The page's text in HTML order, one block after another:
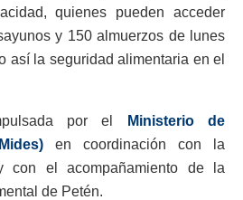
quienes pueden acceder
y 150 almuerzos de lunes
así la seguridad alimentaria en el
por el
Ministerio de
en coordinación con la
con el acompañamiento de la
de Petén.